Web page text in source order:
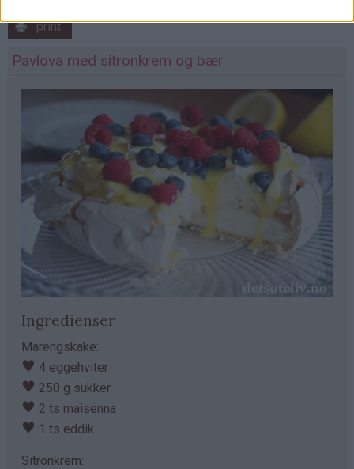
print
Pavlova med sitronkrem og bær
Ingredienser
Marengskake:
♥ 4 eggehviter
♥ 250 g sukker
♥ 2 ts maisenna
♥ 1 ts eddik
Sitronkrem: